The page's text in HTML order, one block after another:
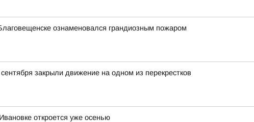
ознаменовался грандиозным пожаром
закрыли движение на одном из перекрестков
откроется уже осенью